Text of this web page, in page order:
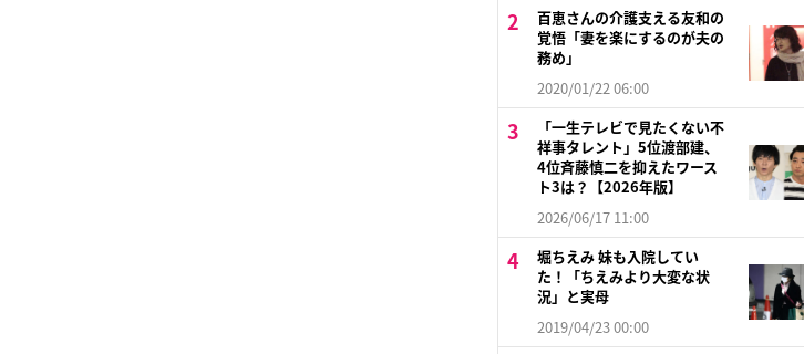
百恵さんの介護支える友和の
覚悟「妻を楽にするのが夫の
務め」
2020/01/22 06:00
「一生テレビで見たくない不
祥事タレント」5位渡部建、
4位斉藤慎二を抑えたワース
ト3は？【2026年版】
2026/06/17 11:00
堀ちえみ 妹も入院してい
た！「ちえみより大変な状
況」と実母
2019/04/23 00:00